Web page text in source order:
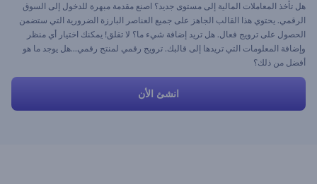
هل تأخذ المعاملات المالية إلى مستوى جديد؟ اصنع مقدمة مبهرة للدخول إلى السوق
الرقمي. يحتوي هذا القالب الجاهز على جميع العناصر البارزة الضرورية التي ستضمن
الحصول على ترويج فعال. هل تريد إضافة شيء ما؟ لا تقلق! يمكنك اختيار أي منظر
وإضافة المعلومات التي تريدها إلى قالبك. ترويج رقمي لمنتج رقمي...هل يوجد ما هو
أفضل من ذلك؟
انشئ الأن